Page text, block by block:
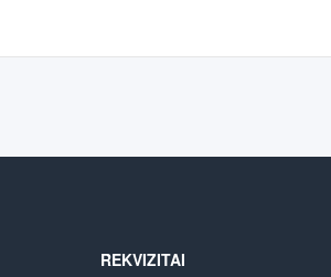
REKVIZITAI